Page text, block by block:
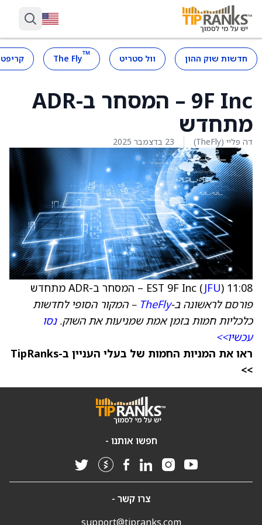
חדשות שוק ההון וול סטריט ™
The Fly
9F Inc – המסחר ב-ADR
מתחדש
דה פליי (TheFly) 23 בדצמבר 2025
11:08 EST 9F Inc (
JFU) – המסחר ב-ADR מתחדש
פורסם לראשונה ב-TheFly – המקור הסופי לחדשות
כלכליות חמות בזמן אמת שמניעות את השוק.נסו
עכשיו>>
ראו את המניות החמות של בעלי העניין ב-TipRanks
>>
חפשו אותנו -
צרו קשר -
support@tipranks.com